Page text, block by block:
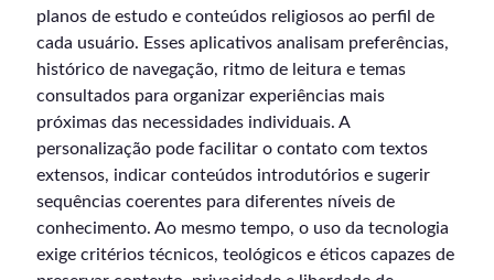
planos de estudo e conteúdos religiosos ao perfil de
cada usuário. Esses aplicativos analisam preferências,
histórico de navegação, ritmo de leitura e temas
consultados para organizar experiências mais
próximas das necessidades individuais. A
personalização pode facilitar o contato com textos
extensos, indicar conteúdos introdutórios e sugerir
sequências coerentes para diferentes níveis de
conhecimento. Ao mesmo tempo, o uso da tecnologia
exige critérios técnicos, teológicos e éticos capazes de